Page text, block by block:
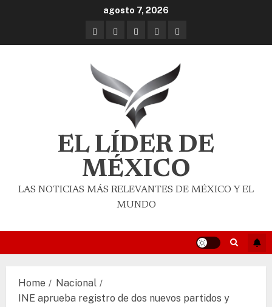
agosto 7, 2026
EL LÍDER DE
MÉXICO
LAS NOTICIAS MÁS RELEVANTES DE MÉXICO Y EL
MUNDO
Home
Nacional
INE aprueba registro de dos nuevos partidos y